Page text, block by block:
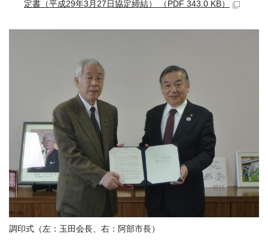
定書（平成29年3月27日協定締結） （PDF 343.0 KB）
調印式（左：玉田会長、右：阿部市長）